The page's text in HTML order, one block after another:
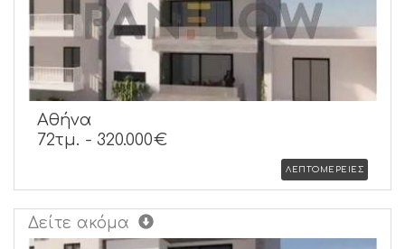
Αθήνα
72τμ. - 320.000€
ΛΕΠΤΟΜΕΡΕΙΕΣ
Δείτε ακόμα